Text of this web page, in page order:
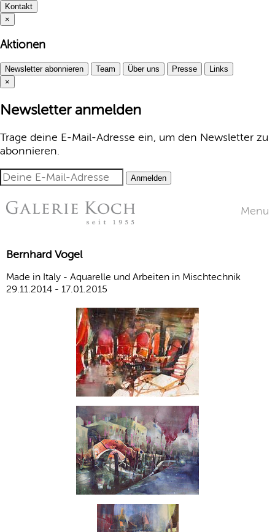
Kontakt
×
Aktionen
Newsletter abonnieren Team Über uns Presse
Links
×
Newsletter anmelden
Trage deine E-Mail-Adresse ein, um den Newsletter zu
abonnieren.
Anmelden
Menu
Bernhard Vogel
Made in Italy - Aquarelle und Arbeiten in Mischtechnik
29.11.2014 - 17.01.2015